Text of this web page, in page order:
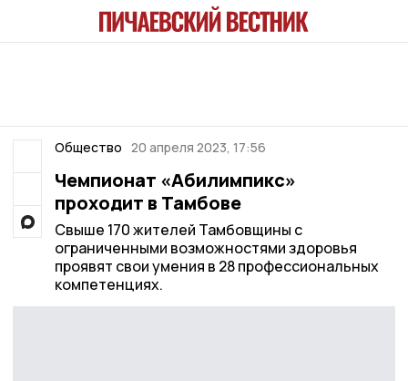
Общество 20 апреля 2023, 17:56
Чемпионат «Абилимпикс»
проходит в Тамбове
Свыше 170 жителей Тамбовщины с
ограниченными возможностями здоровья
проявят свои умения в 28 профессиональных
компетенциях.